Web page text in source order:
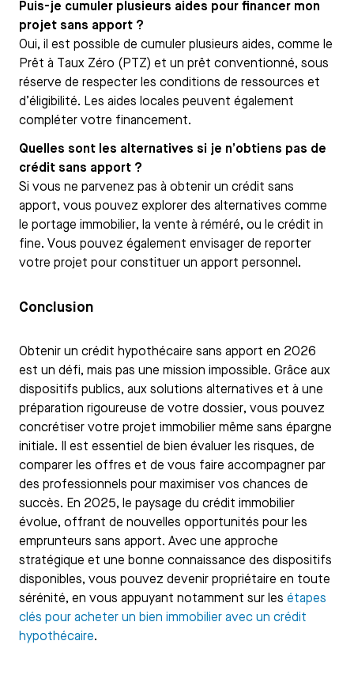
Puis-je cumuler plusieurs aides pour financer mon
projet sans apport ?
Oui, il est possible de cumuler plusieurs aides, comme le
Prêt à Taux Zéro (PTZ) et un prêt conventionné, sous
réserve de respecter les conditions de ressources et
d’éligibilité. Les aides locales peuvent également
compléter votre financement.
Quelles sont les alternatives si je n’obtiens pas de
crédit sans apport ?
Si vous ne parvenez pas à obtenir un crédit sans
apport, vous pouvez explorer des alternatives comme
le portage immobilier, la vente à réméré, ou le crédit in
fine. Vous pouvez également envisager de reporter
votre projet pour constituer un apport personnel.
Conclusion
Obtenir un crédit hypothécaire sans apport en 2026
est un défi, mais pas une mission impossible. Grâce aux
dispositifs publics, aux solutions alternatives et à une
préparation rigoureuse de votre dossier, vous pouvez
concrétiser votre projet immobilier même sans épargne
initiale. Il est essentiel de bien évaluer les risques, de
comparer les offres et de vous faire accompagner par
des professionnels pour maximiser vos chances de
succès. En 2025, le paysage du crédit immobilier
évolue, offrant de nouvelles opportunités pour les
emprunteurs sans apport. Avec une approche
stratégique et une bonne connaissance des dispositifs
disponibles, vous pouvez devenir propriétaire en toute
sérénité, en vous appuyant notamment sur les étapes
clés pour acheter un bien immobilier avec un crédit
hypothécaire.